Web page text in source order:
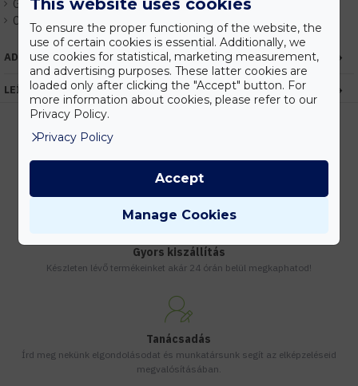
Gyártó:Elmark
Cikkszám:
EH98VECA120SMD
ADATOK
LEÍRÁS
Kedvezmények
Vásárolj nagyobb mennyiségben és megadjuk a legjobb gyártói árakat.
Gyors kiszállítás
Készleten lévő termékeinket akár 24 órán belül megkaphatod!
Tanácsadás
Írd meg nekünk elgondolásodat és munkatársunk segít az elképzeléseid
megvalósításában.
To ensure the proper functioning of the website, the
use of certain cookies is essential. Additionally, we
use cookies for statistical, marketing measurement,
and advertising purposes. These latter cookies are
loaded only after clicking the "Accept" button. For
more information about cookies, please refer to our
Privacy Policy.
Privacy Policy
Manage Cookies
Accept